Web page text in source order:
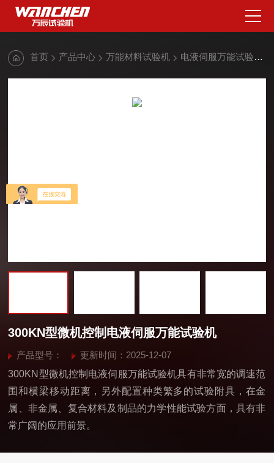
首页 产品中心 万能材料试验机 电液伺服万能试验机
300KN型微机控制电液伺服万能试验机
产品型号：
更新时间：2025-12-07
300KN型微机控制电液伺服万能试验机具有非常宽的调速范
围和横梁移动距离，另外配置种类繁多的试验附具，在金
属、非金属、复合材料及制品的力学性能试验方面，具有非
常广阔的应用前景。